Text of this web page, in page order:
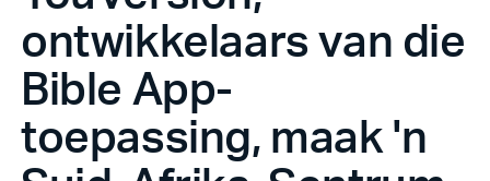
ontwikkelaars van die
Bible App-
toepassing, maak 'n